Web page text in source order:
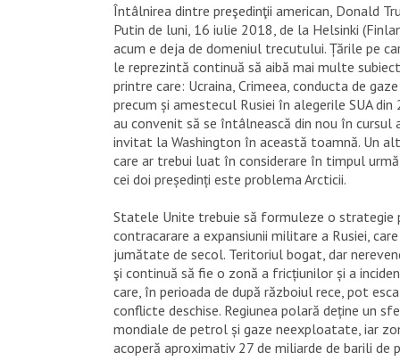
Întâlnirea dintre preşedinţii american, Donald
Putin de luni, 16 iulie 2018, de la Helsinki
acum e deja de domeniul trecutului. Țările pe
le reprezintă continuă să aibă mai multe
printre care: Ucraina, Crimeea, conducta de
precum și amestecul Rusiei în alegerile SUA din
au convenit să se întâlnească din nou în cursul
invitat la Washington în această toamnă. Un
care ar trebui luat în considerare în timpul
cei doi președinți este problema Arcticii.
Statele Unite trebuie să formuleze o strategie
contracarare a expansiunii militare a Rusiei,
jumătate de secol. Teritoriul bogat, dar
şi continuă să fie o zonă a fricțiunilor și a
care, în perioada de după războiul rece, pot
conflicte deschise. Regiunea polară deține un
mondiale de petrol și gaze neexploatate, iar
acoperă aproximativ 27 de miliarde de barili de